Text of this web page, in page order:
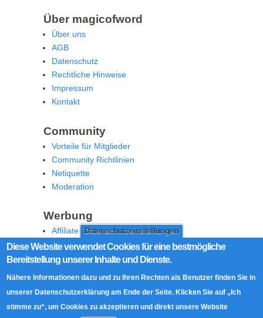
Datenschutzeinstellungen
Diese Website verwendet Cookies für eine bestmögliche
Bereitstellung unserer Inhalte und Dienste.
Nähere Informationen dazu und zu Ihren Rechten als Benutzer finden Sie in
unserer Datenschutzerklärung am Ende der Seite. Klicken Sie auf „Ich
stimme zu“, um Cookies zu akzeptieren und direkt unsere Website
Über magicofword
Über uns
AGB
Datenschutz
Rechtliche Hinweise
Impressum
Kontakt
Community
Vorteile für Mitglieder
Community Richtlinien
Netiquette
Moderation
Werbung
Affiliate Offenlegung
Werben Sie auf MoW
Social Media
RSS Feed
Facebook